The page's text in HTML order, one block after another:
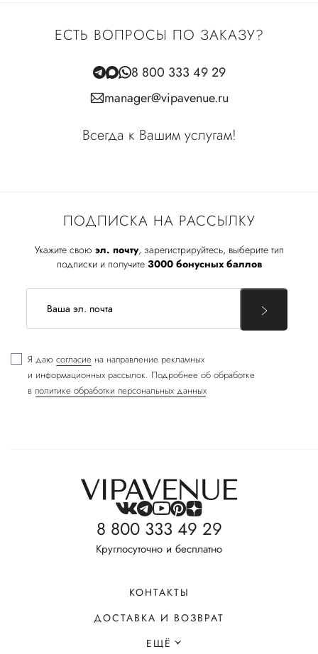
ПОДПИСКА НА РАССЫЛКУ
Укажите свою эл. почту, зарегистрируйтесь, выберите тип
подписки и получите 3000 бонусных баллов
Я даю согласие на направление рекламных
и информационных рассылок. Подробнее об обработке
в политике обработки персональных данных
ЕСТЬ ВОПРОСЫ ПО ЗАКАЗУ?
8 800 333 49 29
manager@vipavenue.ru
Всегда к Вашим услугам!
8 800 333 49 29
Круглосуточно и бесплатно
КОНТАКТЫ
ДОСТАВКА И ВОЗВРАТ
ЕЩЁ